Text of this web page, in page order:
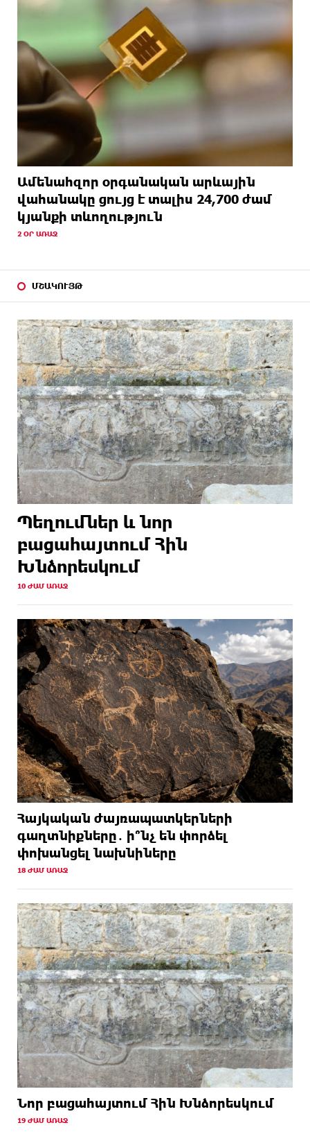
Ամենահզոր օրգանական արևային
վահանակը ցույց է տալիս 24,700 ժամ
կյանքի տևողություն
2 ՕՐ ԱՌԱՋ
ՄՇԱԿՈՒՅԹ
Պեղումներ և նոր
բացահայտում Հին
Խնձորեսկում
10 ԺԱՄ ԱՌԱՋ
Հայկական ժայռապատկերների
գաղտնիքները․ ի՞նչ են փորձել
փոխանցել նախնիները
18 ԺԱՄ ԱՌԱՋ
Նոր բացահայտում Հին Խնձորեսկում
19 ԺԱՄ ԱՌԱՋ